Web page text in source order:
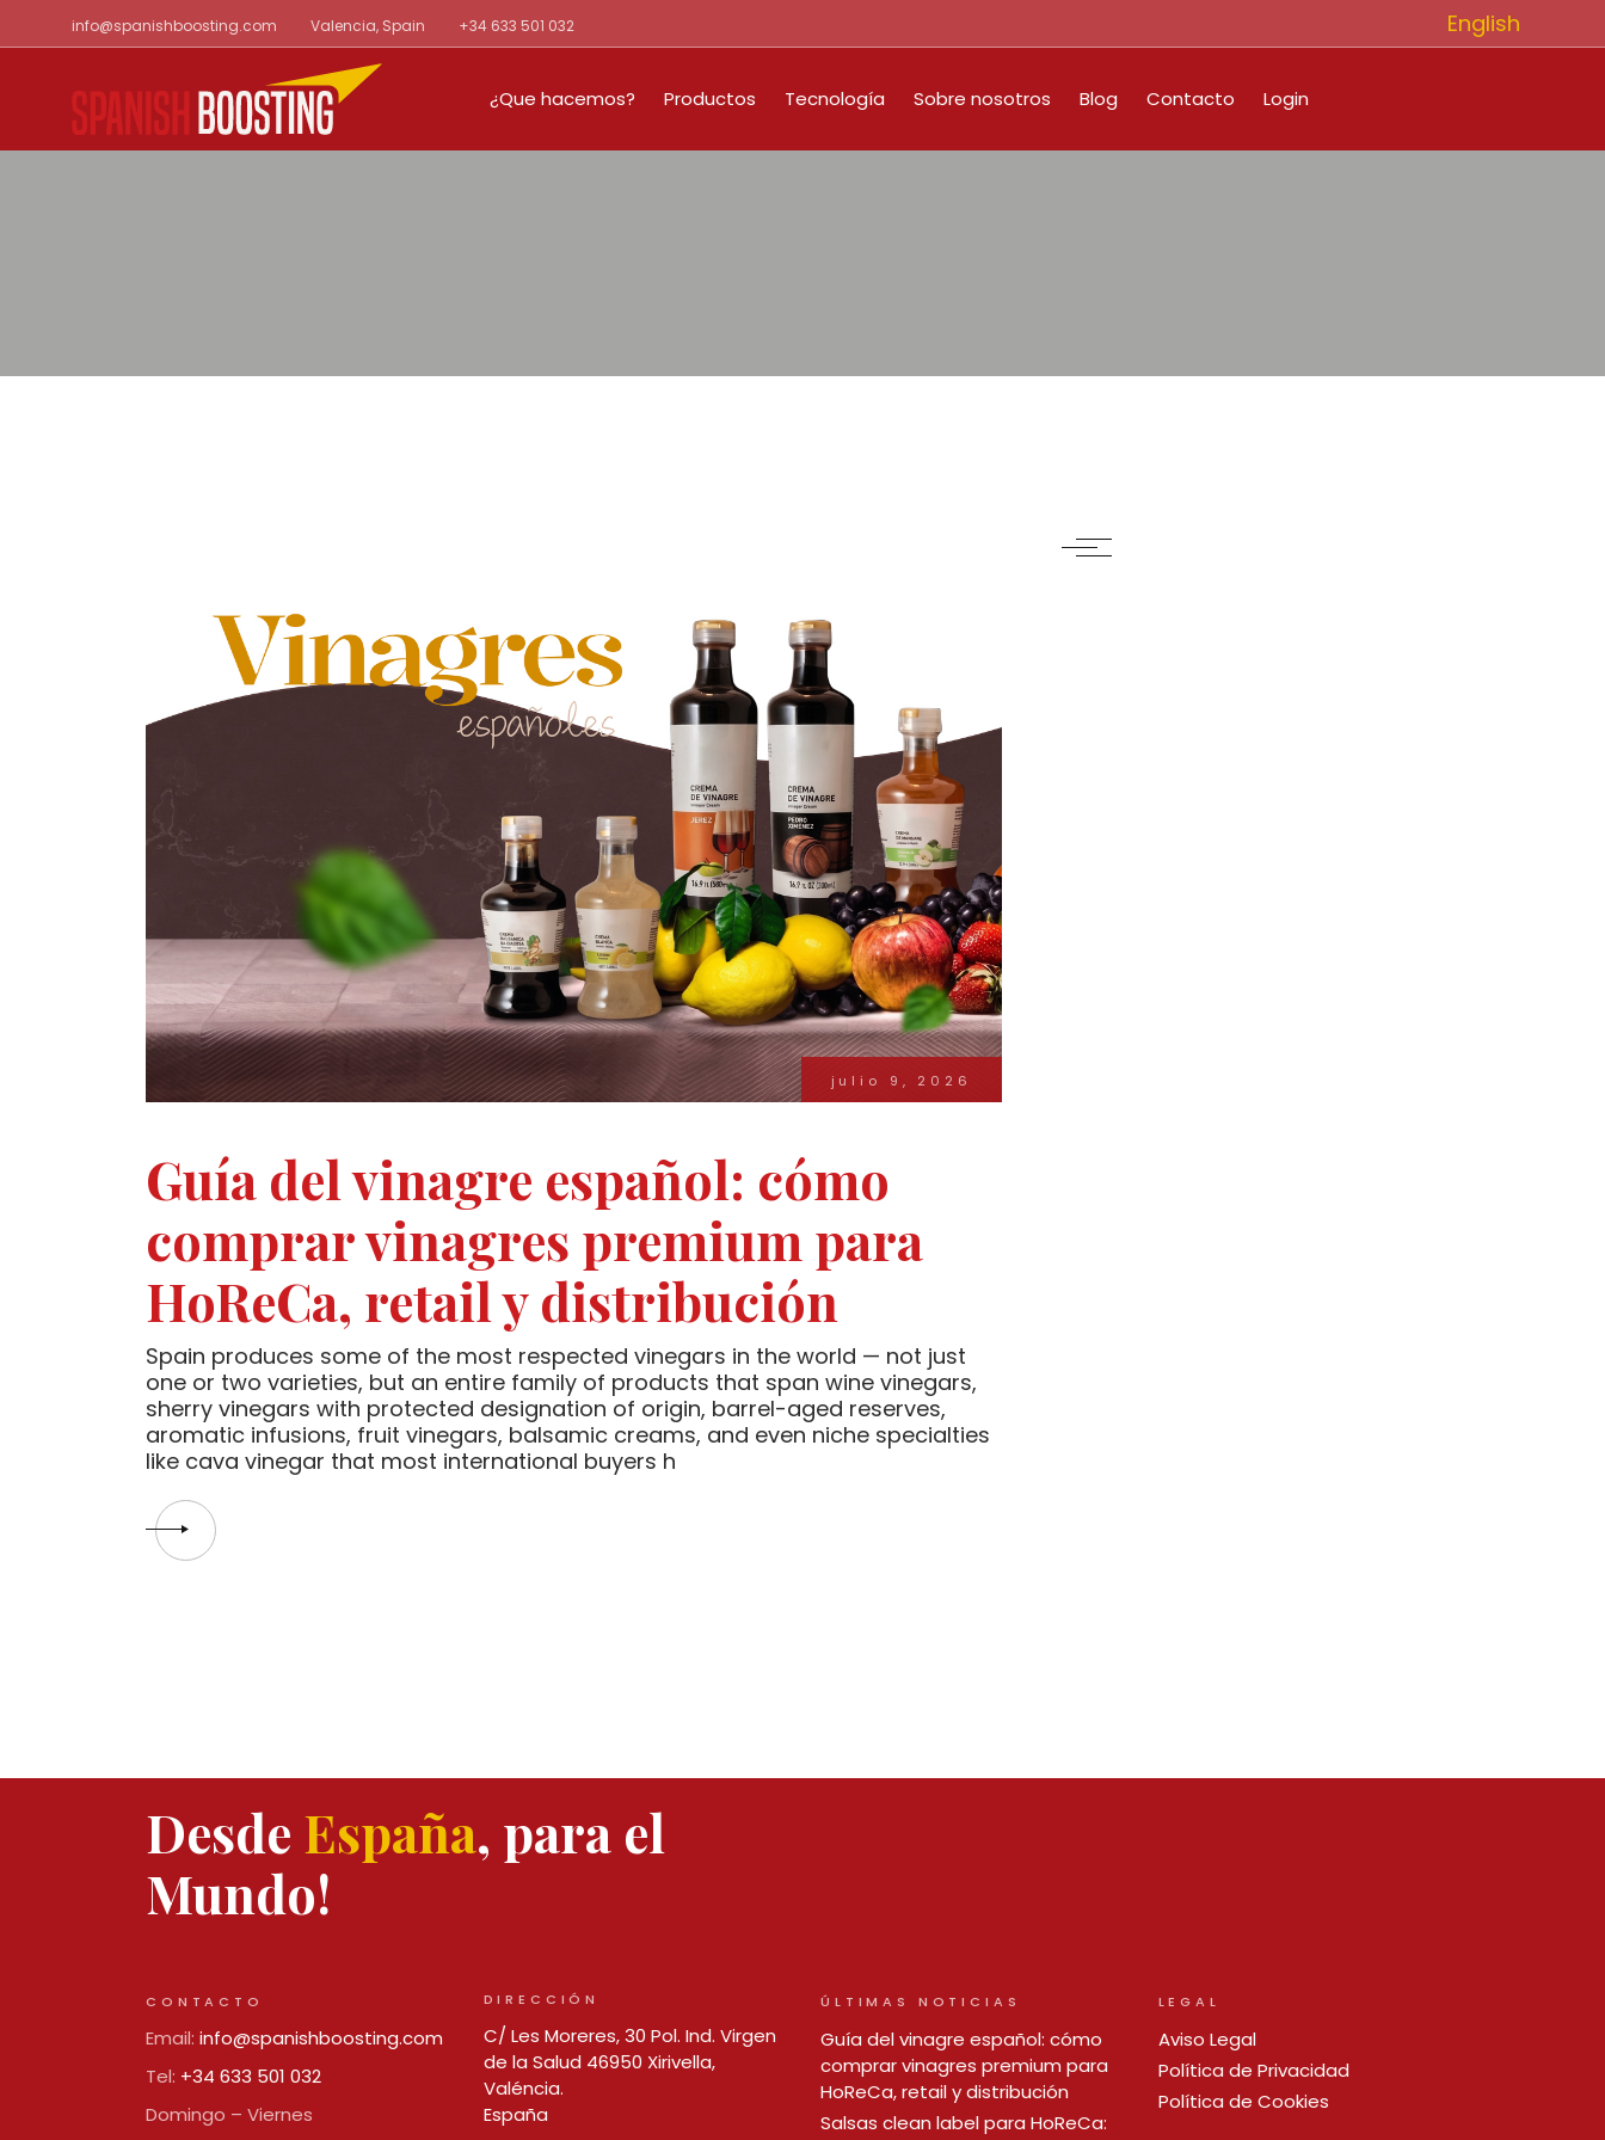
the
info@spanishboosting.com Valencia, Spain +34 633 501 032 English
¿Que hacemos? Productos Tecnología Sobre nosotros Blog Contacto Login
julio 9, 2026
Guía del vinagre español: cómo
comprar vinagres premium para
HoReCa, retail y distribución
Spain produces some of the most respected vinegars in the world — not just
one or two varieties, but an entire family of products that span wine vinegars,
sherry vinegars with protected designation of origin, barrel-aged reserves,
aromatic infusions, fruit vinegars, balsamic creams, and even niche specialties
like cava vinegar that most international buyers h
Desde España, para el
Mundo!
CONTACTO
Email: info@spanishboosting.com
Tel: +34 633 501 032
Domingo – Viernes
DIRECCIÓN
C/ Les Moreres, 30 Pol. Ind. Virgen
de la Salud 46950 Xirivella,
Valéncia.
España
ÚLTIMAS NOTICIAS
Guía del vinagre español: cómo
comprar vinagres premium para
HoReCa, retail y distribución
Salsas clean label para HoReCa:
LEGAL
Aviso Legal
Política de Privacidad
Política de Cookies